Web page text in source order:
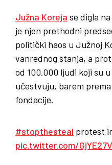
Južna Koreja se digla
je njen prethodni
politički haos u Južnoj
vanrednog stanja, a
od 100.000 ljudi koji su
učestvuju, barem
fondacije.
#stopthesteal protest
pic.twitter.com/